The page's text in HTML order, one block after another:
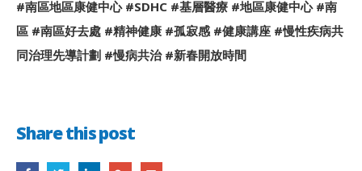
#南區地區康健中心 #SDHC #基層醫療 #地區康健中心 #南
區 #南區好去處 #精神健康 #孤寂感 #健康講座 #慢性疾病共
同治理先導計劃 #慢病共治 #新春開放時間
Share this post